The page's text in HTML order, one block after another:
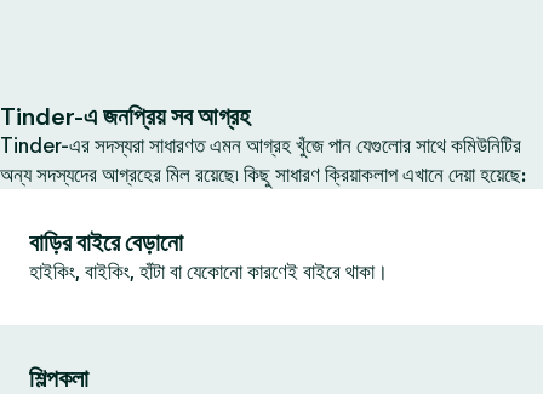
Tinder-এ জনপ্রিয় সব আগ্রহ
Tinder-এর সদস্যরা সাধারণত এমন আগ্রহ খুঁজে পান যেগুলোর সাথে কমিউনিটির
অন্য সদস্যদের আগ্রহের মিল রয়েছে৷ কিছু সাধারণ ক্রিয়াকলাপ এখানে দেয়া হয়েছে:
বাড়ির বাইরে বেড়ানো
হাইকিং, বাইকিং, হাঁটা বা যেকোনো কারণেই বাইরে থাকা।
শিল্পকলা